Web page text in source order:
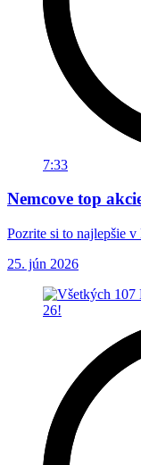
7:33
Nemcove top
Pozrite si to najlepšie
25. jún 2026